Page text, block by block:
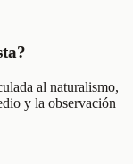
al naturalismo,
y la observación